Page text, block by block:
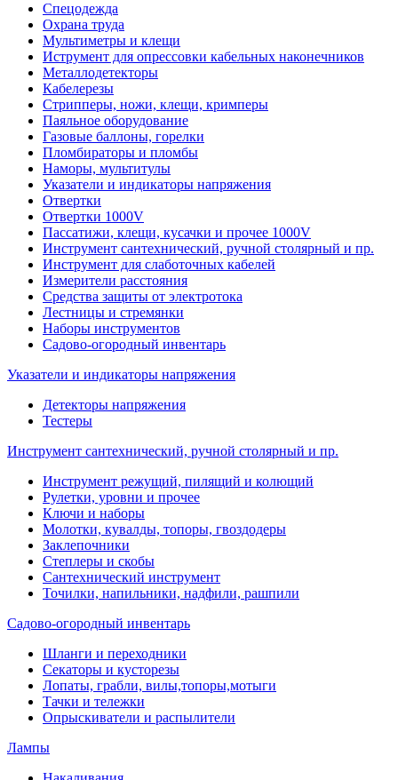
Спецодежда
Охрана труда
Мультиметры и клещи
Иструмент для опрессовки кабельных наконечников
Металлодетекторы
Кабелерезы
Стрипперы, ножи, клещи, кримперы
Паяльное оборудование
Газовые баллоны, горелки
Пломбираторы и пломбы
Наморы, мультитулы
Указатели и индикаторы напряжения
Отвертки
Отвертки 1000V
Пассатижи, клещи, кусачки и прочее 1000V
Инструмент сантехнический, ручной столярный и пр.
Инструмент для слаботочных кабелей
Измерители расстояния
Средства защиты от электротока
Лестницы и стремянки
Наборы инструментов
Садово-огородный инвентарь
Указатели и индикаторы напряжения
Детекторы напряжения
Тестеры
Инструмент сантехнический, ручной столярный и пр.
Инструмент режущий, пилящий и колющий
Рулетки, уровни и прочее
Ключи и наборы
Молотки, кувалды, топоры, гвоздодеры
Заклепочники
Степлеры и скобы
Сантехнический инструмент
Точилки, напильники, надфили, рашпили
Садово-огородный инвентарь
Шланги и переходники
Секаторы и кусторезы
Лопаты, грабли, вилы,топоры,мотыги
Тачки и тележки
Опрыскиватели и распылители
Лампы